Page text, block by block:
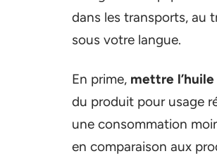
dans les transports, au
sous votre langue.
En prime, mettre l’huile
du produit pour usage
une consommation
en comparaison aux